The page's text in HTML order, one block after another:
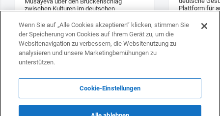
zwischen Kulturen im deutschen
Plattform für
Wenn Sie auf „Alle Cookies akzeptieren“ klicken, stimmen Sie
der Speicherung von Cookies auf Ihrem Gerät zu, um die
Websitenavigation zu verbessern, die Websitenutzung zu
analysieren und unsere Marketingbemühungen zu
unterstützen.
Cookie-Einstellungen